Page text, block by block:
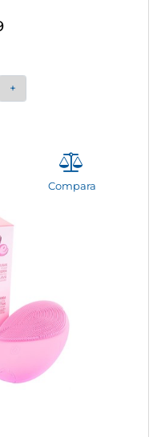
Compara